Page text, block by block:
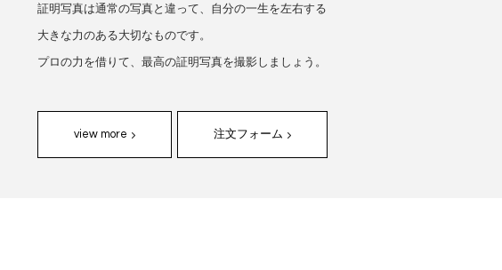
証明写真は通常の写真と違って、自分の一生を左右する
大きな力のある大切なものです。
プロの力を借りて、最高の証明写真を撮影しましょう。
view more 注文フォーム